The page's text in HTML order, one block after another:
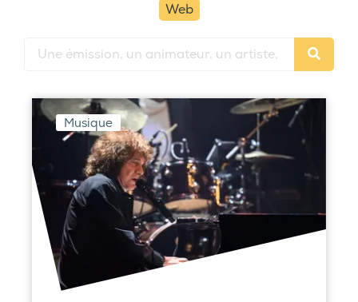
Web
Musique